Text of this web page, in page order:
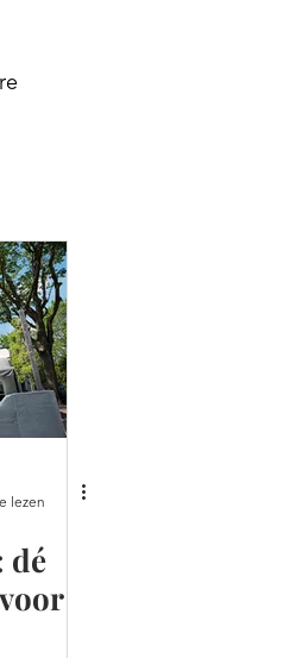
lezen
dé